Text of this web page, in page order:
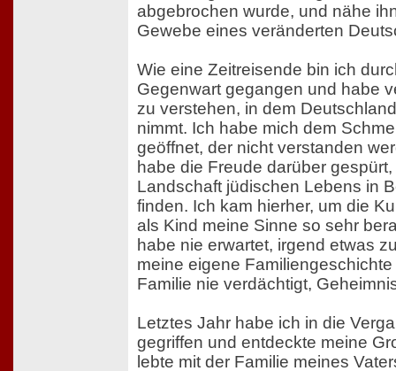
abgebrochen wurde, und nähe
Gewebe eines veränderten
Wie eine Zeitreisende bin ich
Gegenwart gegangen und habe
zu verstehen, in dem
nimmt. Ich habe mich dem
geöffnet, der nicht verstanden
habe die Freude darüber
Landschaft jüdischen Lebens in
finden. Ich kam hierher, um die
als Kind meine Sinne so sehr
habe nie erwartet, irgend etwas
meine eigene
Familie nie verdächtigt,
Letztes Jahr habe ich in die
gegriffen und entdeckte meine
lebte mit der Familie meines